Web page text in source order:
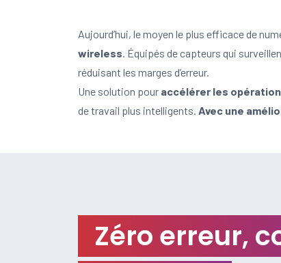
Aujourd’hui, le moyen le plus efficace de
wireless. Équipés de capteurs qui
réduisant les marges d’erreur.
Une solution pour accélérer les
de travail plus intelligents. Avec une
Zéro erreur,